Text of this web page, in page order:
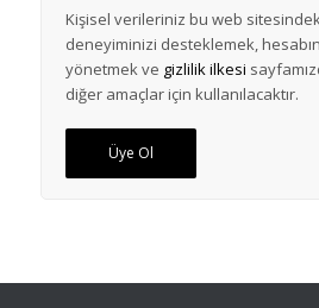
Kişisel verileriniz bu web
deneyiminizi desteklemek,
yönetmek ve gizlilik ilkesi
diğer amaçlar için kullanılacaktır.
Üye Ol